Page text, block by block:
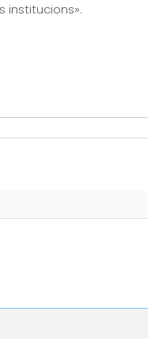
institucions».